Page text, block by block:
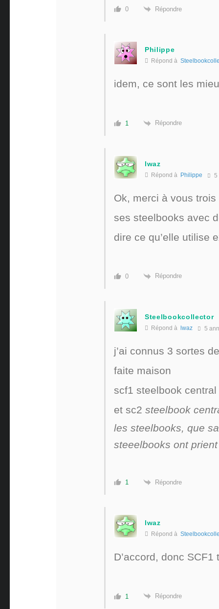
0 Répondre
Philippe
Répond à
idem, ce sont les
1 Répondre
lwaz
Répond à Philippe 5
Ok, merci à vous trois
ses steelbooks avec
dire ce qu’elle utilise
0 Répondre
Steelbookcollector
Répond à lwaz 5
j’ai connus 3 sortes
faite maison
scf1 steelbook
et sc2 steelbook
les steelbooks, que
steeelbooks ont
1 Répondre
lwaz
Répond à
D’accord, donc
1 Répondre